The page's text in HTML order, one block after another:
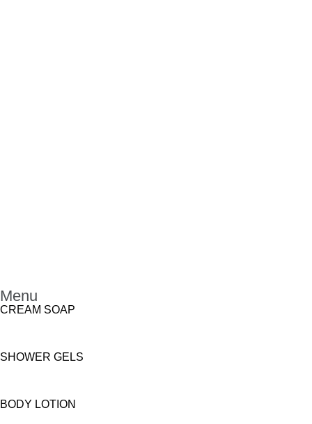
Menu
CREAM SOAP
SHOWER GELS
BODY LOTION